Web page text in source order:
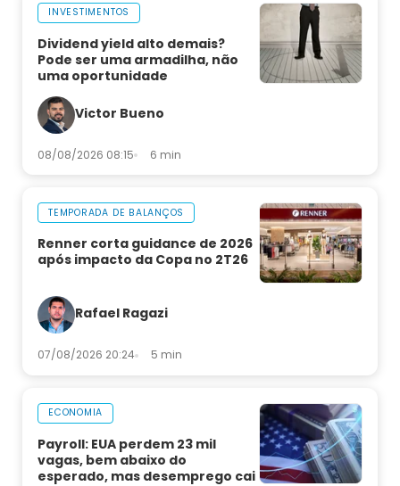
INVESTIMENTOS
Dividend yield alto demais?
Pode ser uma armadilha, não
uma oportunidade
Victor Bueno
08/08/2026 08:15 6 min
TEMPORADA DE BALANÇOS
Renner corta guidance de 2026
após impacto da Copa no 2T26
Rafael Ragazi
07/08/2026 20:24 5 min
ECONOMIA
Payroll: EUA perdem 23 mil
vagas, bem abaixo do
esperado, mas desemprego cai